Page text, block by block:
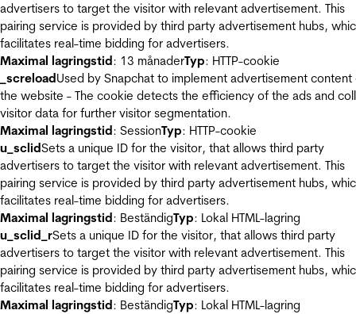
advertisers to target the visitor with relevant advertisement. This
pairing service is provided by third party advertisement hubs,
facilitates real-time bidding for advertisers.
Maximal lagringstid: 13 månaderTyp: HTTP-cookie
_screloadUsed by Snapchat to implement advertisement content
the website - The cookie detects the efficiency of the ads and
visitor data for further visitor segmentation.
Maximal lagringstid: SessionTyp: HTTP-cookie
u_sclidSets a unique ID for the visitor, that allows third party
advertisers to target the visitor with relevant advertisement. This
pairing service is provided by third party advertisement hubs,
facilitates real-time bidding for advertisers.
Maximal lagringstid: BeständigTyp: Lokal HTML-lagring
u_sclid_rSets a unique ID for the visitor, that allows third party
advertisers to target the visitor with relevant advertisement. This
pairing service is provided by third party advertisement hubs,
facilitates real-time bidding for advertisers.
Maximal lagringstid: BeständigTyp: Lokal HTML-lagring